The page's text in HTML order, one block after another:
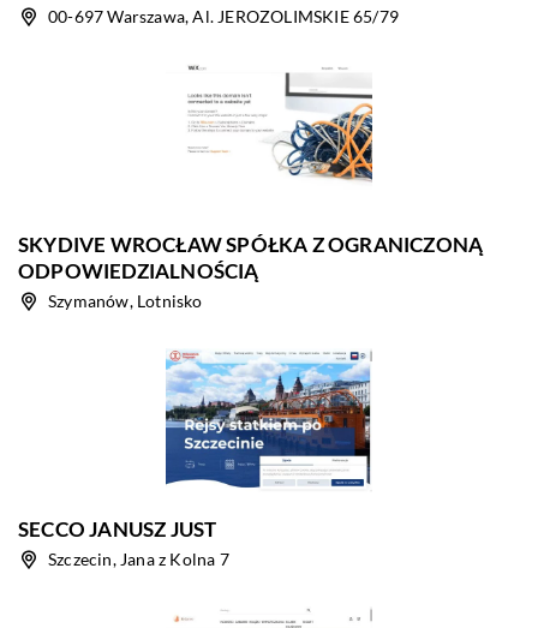
00-697 Warszawa, Al. JEROZOLIMSKIE 65/79
SKYDIVE WROCŁAW SPÓŁKA Z OGRANICZONĄ
ODPOWIEDZIALNOŚCIĄ
Szymanów, Lotnisko
SECCO JANUSZ JUST
Szczecin, Jana z Kolna 7